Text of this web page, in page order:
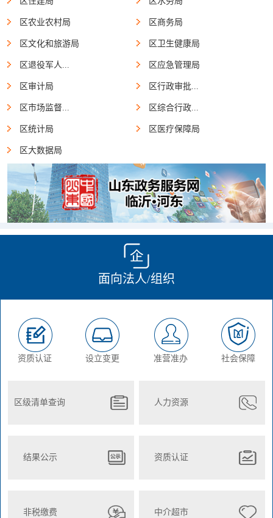
区农业农村局 区商务局
区文化和旅游局 区卫生健康局
区退役军人... 区应急管理局
区审计局 区行政审批...
区市场监督... 区综合行政...
区统计局 区医疗保障局
区大数据局
面向法人/组织
资质认证 设立变更 准营准办 社会保障
区级清单查询 人力资源
结果公示 资质认证
非税缴费 中介超市